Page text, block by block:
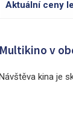
Aktuální ceny
Multikino v
kina je